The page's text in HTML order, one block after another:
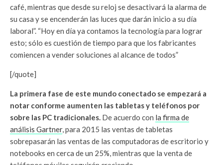
café, mientras que desde su reloj se desactivará la alarma de
su casa y se encenderán las luces que darán inicio a su día
laboral”. “Hoy en día ya contamos la tecnología para lograr
esto; sólo es cuestión de tiempo para que los fabricantes
comiencen a vender soluciones al alcance de todos”
[/quote]
La primera fase de este mundo conectado se empezará a
notar conforme aumenten las tabletas y teléfonos por
sobre las PC tradicionales. De acuerdo con la firma de
análisis Gartner, para 2015 las ventas de tabletas
sobrepasarán las ventas de las computadoras de escritorio y
notebooks en cerca de un 25%, mientras que la venta de